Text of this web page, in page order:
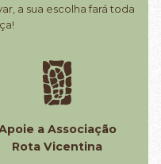
a sua escolha fará toda
a Associação
Rota Vicentina